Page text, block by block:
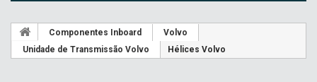
Componentes Inboard
Volvo
Unidade de Transmissão Volvo
Hélices Volvo